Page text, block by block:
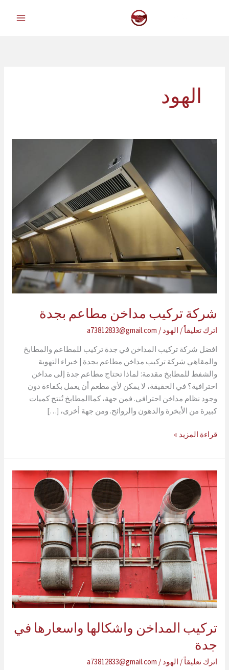
الهود
شركة تركيب مداخن مطاعم بجدة
اترك تعليقاً/ الهود /
a73812833@gmail.com
افضل شركة تركيب المداخن في جدة تركيب للمطاعم والمطابخ
والمقاهي شركة تركيب مداخن مطاعم بجدة | خبراء التهوية
والشفط للمطابخ مقدمة: لماذا تحتاج مطاعم جدة إلى مداخن
احترافية؟ في الحقيقة، لا يمكن لأي مطعم أن يعمل بكفاءة دون
وجود نظام مداخن احترافي. فمن جهة، كماالمطابخ تُنتج كميات
كبيرة من الأبخرة والدهون والروائح. ومن جهة أخرى، […]
شركة
مداخن
مطاعم
بجدة
قراءة المزيد »
تركيب المداخن واشكالها واسعارها في
جدة
اترك تعليقاً/ الهود /
a73812833@gmail.com